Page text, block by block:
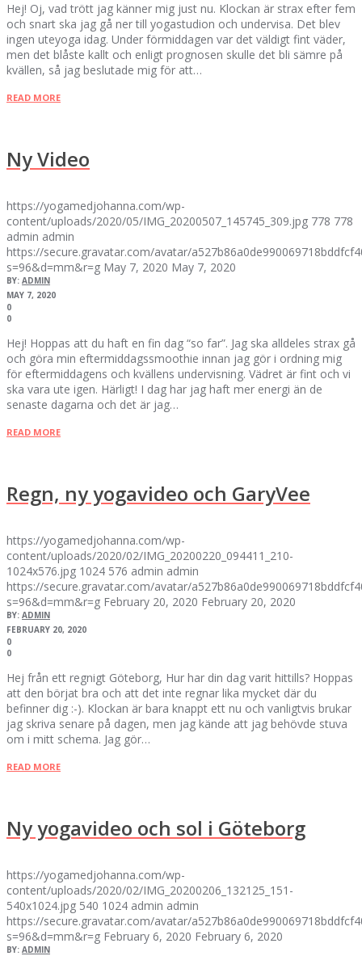
Hej! Oj, vad trött jag känner mig just nu. Klockan är strax efter fem
och snart ska jag gå ner till yogastudion och undervisa. Det blev
ingen uteyoga idag. Under förmiddagen var det väldigt fint väder,
men det blåste kallt och enligt prognosen skulle det bli sämre på
kvällen, så jag beslutade mig för att…
READ MORE
Ny Video
https://yogamedjohanna.com/wp-
content/uploads/2020/05/IMG_20200507_145745_309.jpg 778 778
admin admin
https://secure.gravatar.com/avatar/
s=96&d=mm&r=g May 7, 2020 May 7, 2020
BY: ADMIN
MAY 7, 2020
0
0
Hej! Hoppas att du haft en fin dag “so far”. Jag ska alldeles strax gå
och göra min eftermiddagssmoothie innan jag gör i ordning mig
för eftermiddagens och kvällens undervisning. Vädret är fint och vi
ska vara ute igen. Härligt! I dag har jag haft mer energi än de
senaste dagarna och det är jag…
READ MORE
Regn, ny yogavideo och GaryVee
https://yogamedjohanna.com/wp-
content/uploads/2020/02/IMG_20200220_094411_210-
1024x576.jpg 1024 576 admin admin
https://secure.gravatar.com/avatar/
s=96&d=mm&r=g February 20, 2020 February 20, 2020
BY: ADMIN
FEBRUARY 20, 2020
0
0
Hej från ett regnigt Göteborg, Hur har din dag varit hittills? Hoppas
att den börjat bra och att det inte regnar lika mycket där du
befinner dig :-). Klockan är bara knappt ett nu och vanligtvis brukar
jag skriva senare på dagen, men jag kände att jag behövde stuva
om i mitt schema. Jag gör…
READ MORE
Ny yogavideo och sol i Göteborg
https://yogamedjohanna.com/wp-
content/uploads/2020/02/IMG_20200206_132125_151-
540x1024.jpg 540 1024 admin admin
https://secure.gravatar.com/avatar/
s=96&d=mm&r=g February 6, 2020 February 6, 2020
BY: ADMIN